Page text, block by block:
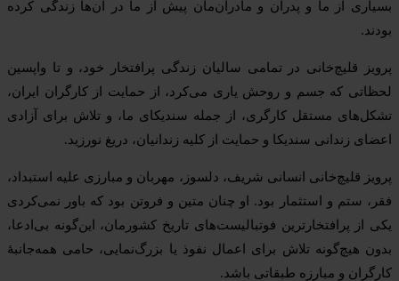
بسیاری از ما و پدران و مادران‌مان پیش از ما در آن‌ها زندگی کرده
بودند.
پرویز قلیچ‌خانی در تمامی سالیان زندگی پرافتخار خود، و تا واپسین
لحظاتی که جسم و روحش یاری می‌کرد، از حمایت از کارگران ایران،
تشکل‌های مستقل کارگری، از جمله سندیکای ما، و تلاش برای آزادی
اعضای زندانی سندیکا و حمایت از کلیه زندانیان، دریغ نورزید.
پرویز قلیچ‌خانی انسانی شریف، دلسوز، مهربان و مبارزی علیه استبداد،
فقر، ستم و استثمار بود. او چنان متین و فروتن بود که باور نمی‌کردی
یکی از پرافتخارترین فوتبالیست‌های تاریخ کشورمان، این‌گونه بی‌ادعا،
بدون هیچ‌گونه تلاش برای اعمال نفوذ یا بزرگ‌نمایی، حامی همه‌جانبهٔ
کارگران و مبارزه طبقاتی باشد.